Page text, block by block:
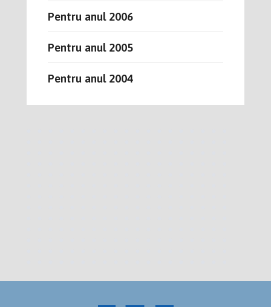
Pentru anul 2006
Pentru anul 2005
Pentru anul 2004